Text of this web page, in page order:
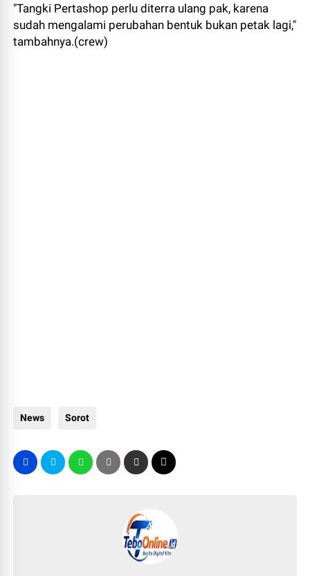
"Tangki Pertashop perlu diterra ulang pak, karena
sudah mengalami perubahan bentuk bukan petak lagi,"
tambahnya.(crew)
News Sorot